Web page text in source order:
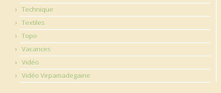
Technique
Textiles
Topo
Vacances
Vidéo
Vidéo Virpamadegaine